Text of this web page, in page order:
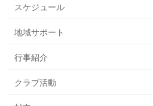
スケジュール
地域サポート
行事紹介
クラブ活動